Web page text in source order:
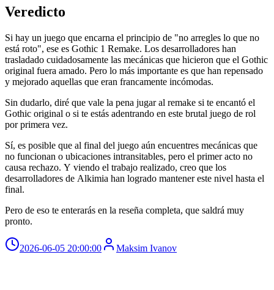
Veredicto
Si hay un juego que encarna el principio de "no arregles lo que no
está roto", ese es Gothic 1 Remake. Los desarrolladores han
trasladado cuidadosamente las mecánicas que hicieron que el Gothic
original fuera amado. Pero lo más importante es que han repensado
y mejorado aquellas que eran francamente incómodas.
Sin dudarlo, diré que vale la pena jugar al remake si te encantó el
Gothic original o si te estás adentrando en este brutal juego de rol
por primera vez.
Sí, es posible que al final del juego aún encuentres mecánicas que
no funcionan o ubicaciones intransitables, pero el primer acto no
causa rechazo. Y viendo el trabajo realizado, creo que los
desarrolladores de Alkimia han logrado mantener este nivel hasta el
final.
Pero de eso te enterarás en la reseña completa, que saldrá muy
pronto.
2026-06-05 20:00:00 Maksim Ivanov